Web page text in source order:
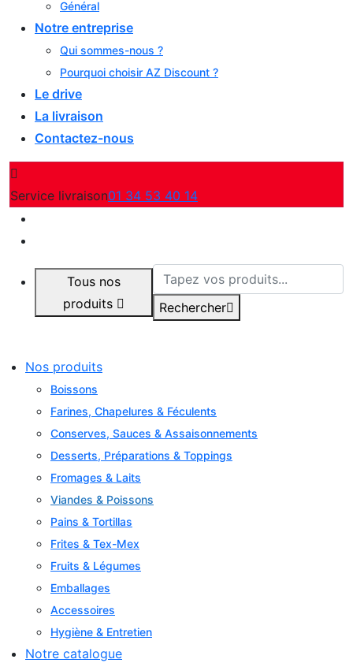
Général
Notre entreprise
Qui sommes-nous ?
Pourquoi choisir AZ Discount ?
Le drive
La livraison
Contactez-nous
Service livraison01 34 53 40 14
Tous nos
produits
Rechercher
Nos produits
Boissons
Farines, Chapelures & Féculents
Conserves, Sauces & Assaisonnements
Desserts, Préparations & Toppings
Fromages & Laits
Viandes & Poissons
Pains & Tortillas
Frites & Tex-Mex
Fruits & Légumes
Emballages
Accessoires
Hygiène & Entretien
Notre catalogue